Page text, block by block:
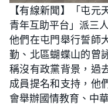
【有線新聞】「屯
青年互助平台」派三
他們在屯門舉行誓師
勤、北區蝴蝶山的曾
稱沒有政黨背景，過
成員提名和支持，他
會舉辦國情教育、中